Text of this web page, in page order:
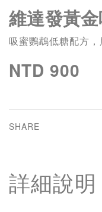
維達發黃
吸蜜鸚鵡低糖配方
NTD 900
SHARE
詳細說明